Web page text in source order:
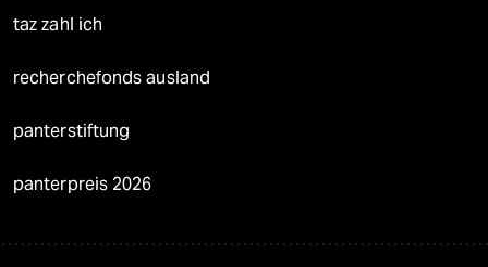
taz zahl ich
recherchefonds ausland
panterstiftung
panterpreis 2026